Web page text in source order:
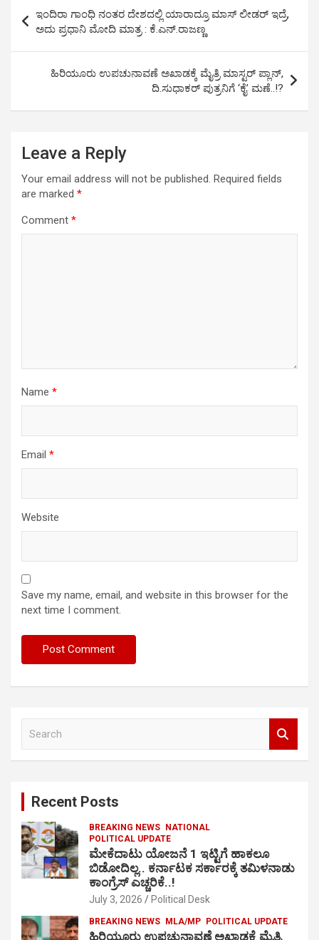
p
p
o
k
er
k
navigation
ಇಂದಿರಾ ಗಾಂಧಿ ನಂತರ ದೇಶದಲ್ಲಿ ಯಾರಾದ್ರೂ ಮಾಸ್ ಲೀಡರ್ ಇದ್ರೆ,
ಅದು ಪ್ರಧಾನಿ ಮೋದಿ ಮಾತ್ರ : ಕೆ.ಎನ್.ರಾಜಣ್ಣ
ಹಿರಿಯೂರು ಉಪಚುನಾವಣೆ ಅಖಾಡಕ್ಕೆ ಮೈತ್ರಿ ಮಾಸ್ಟರ್ ಪ್ಲಾನ್,
ದಿ.ಸುಧಾಕರ್ ಪುತ್ರನಿಗೆ ‘ಕೈ’ ಮಣೆ..!?
Leave a Reply
Your email address will not be published. Required fields
are marked *
Comment *
Name *
Email *
Website
Save my name, email, and website in this browser for the
next time I comment.
Recent Posts
BREAKING NEWS
NATIONAL
POLITICAL UPDATE
ಮೇಕೆದಾಟು ಯೋಜನೆ 1 ಇಟ್ಟಿಗೆ ಹಾಕಲೂ
ಬಿಡೋದಿಲ್ಲ.. ಕರ್ನಾಟಕ ಸರ್ಕಾರಕ್ಕೆ ತಮಿಳನಾಡು
ಕಾಂಗ್ರೆಸ್ ಎಚ್ಚರಿಕೆ..!
July 3, 2026 Political Desk
BREAKING NEWS MLA/MP POLITICAL UPDATE
ಹಿರಿಯೂರು ಉಪಚುನಾವಣೆ ಅಖಾಡಕ್ಕೆ ಮೈತ್ರಿ